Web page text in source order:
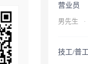
营业员
男先生 ·
技工/普工